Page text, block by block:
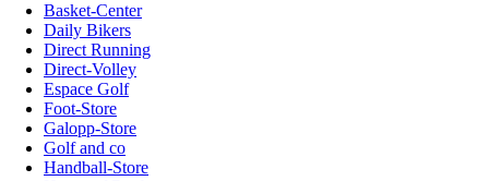
Basket-Center
Daily Bikers
Direct Running
Direct-Volley
Espace Golf
Foot-Store
Galopp-Store
Golf and co
Handball-Store